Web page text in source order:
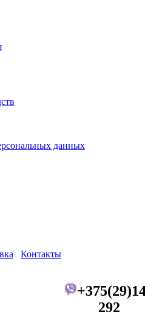
данных
Контакты
292